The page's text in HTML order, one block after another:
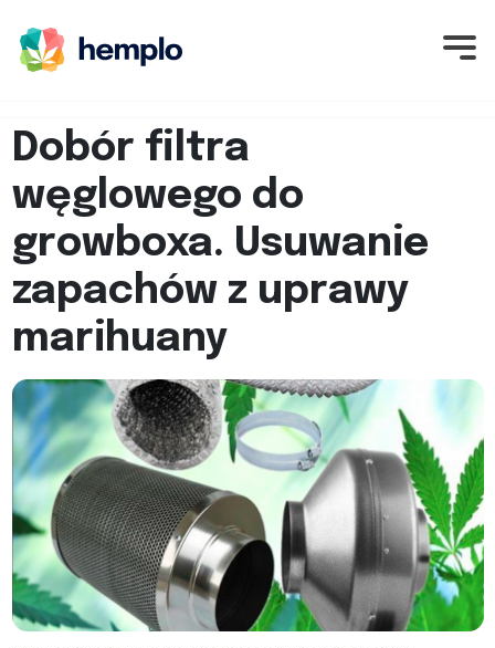
Dobór filtra
węglowego do
growboxa. Usuwanie
zapachów z uprawy
marihuany